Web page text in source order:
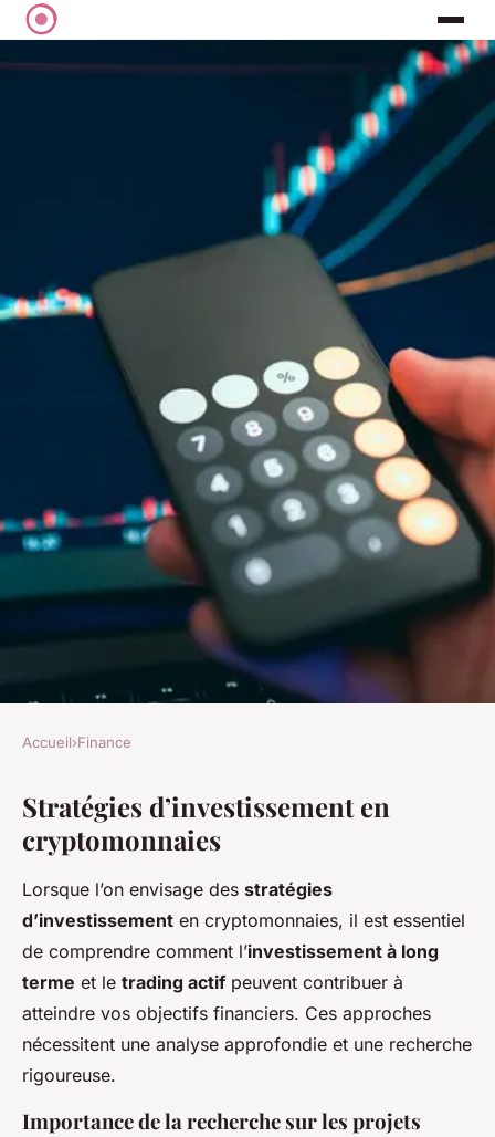
Comment investir
efficacement dans les
cryptomonnaies
Youssef 25 novembre 2024 6 min de lecture
Accueil›Finance
Stratégies d’investissement en
cryptomonnaies
Lorsque l’on envisage des stratégies
d’investissement en cryptomonnaies, il est essentiel
de comprendre comment l’investissement à long
terme et le trading actif peuvent contribuer à
atteindre vos objectifs financiers. Ces approches
nécessitent une analyse approfondie et une recherche
rigoureuse.
Importance de la recherche sur les projets